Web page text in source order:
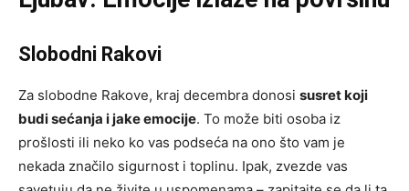
Slobodni Rakovi
Za slobodne Rakove, kraj decembra donosi susret koji
budi sećanja i jake emocije. To može biti osoba iz
prošlosti ili neko ko vas podseća na ono što vam je
nekada značilo sigurnost i toplinu. Ipak, zvezde vas